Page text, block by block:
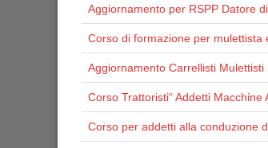
Aggiornamento per RSPP Datore
Corso di formazione per mulettista
Aggiornamento Carrellisti Mulettisti
Corso Trattoristi“ Addetti Macchine
Corso per addetti alla conduzione